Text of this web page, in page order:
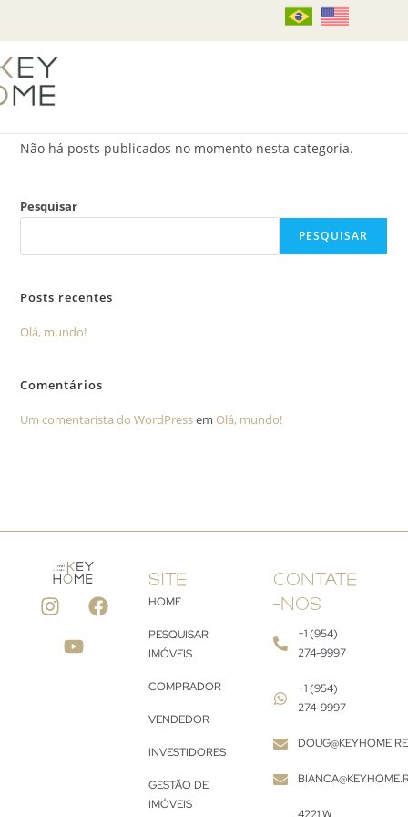
Não há posts publicados no momento nesta categoria.
Pesquisar
PESQUISAR
Posts recentes
Olá, mundo!
Comentários
Um comentarista do WordPressem Olá, mundo!
SITE
HOME
PESQUISAR
IMÓVEIS
COMPRADOR
VENDEDOR
INVESTIDORES
GESTÃO DE
IMÓVEIS
CONTATE
-NOS
+1 (954)
274-9997
+1 (954)
274-9997